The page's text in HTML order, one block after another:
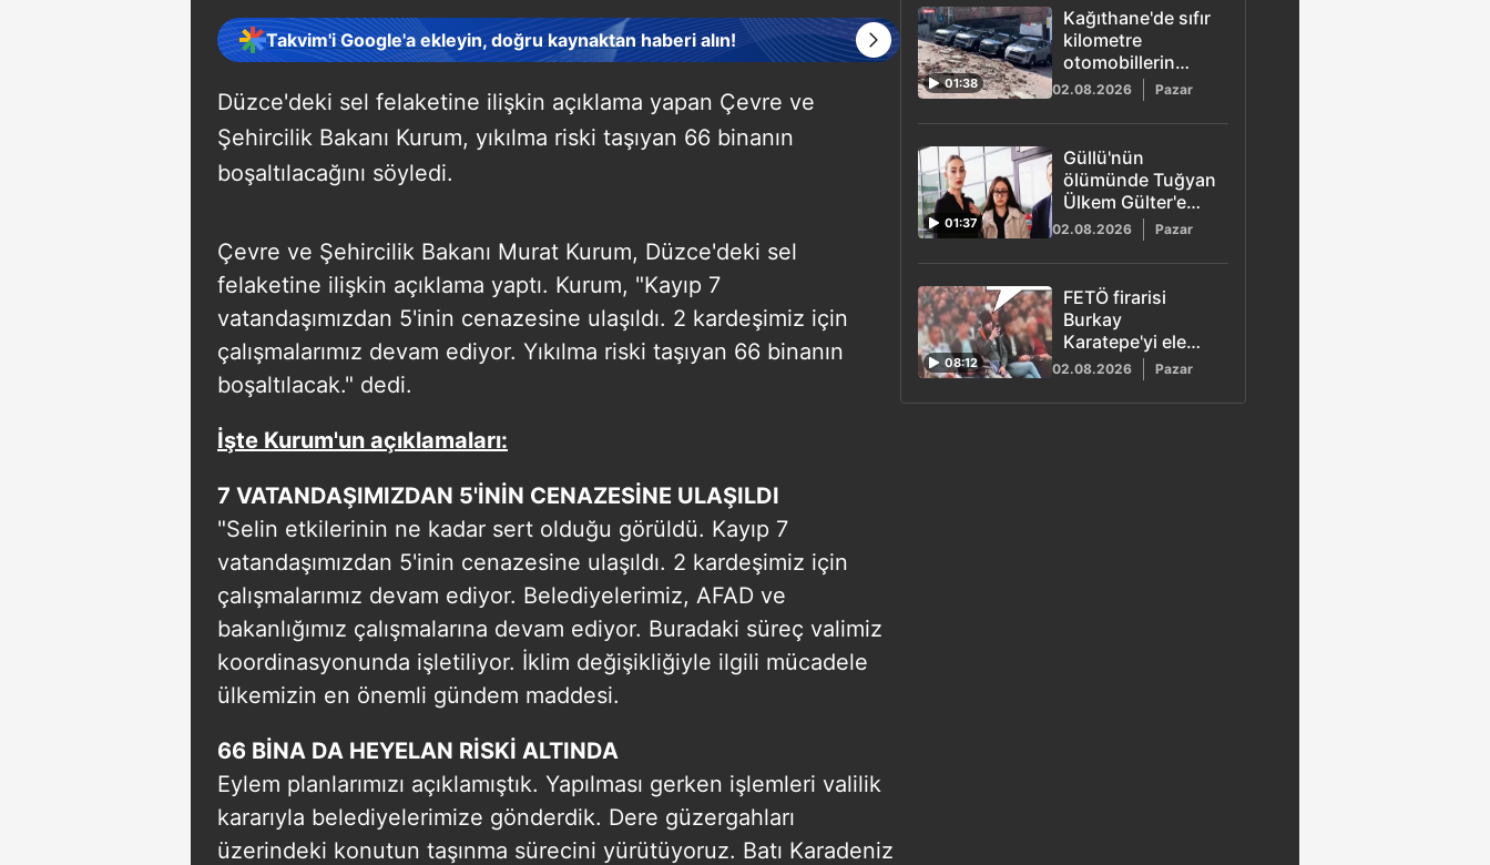
Takvim'i Google'a ekleyin, doğru kaynaktan haberi alın!
Düzce'deki sel felaketine ilişkin açıklama yapan Çevre ve
Şehircilik Bakanı Kurum, yıkılma riski taşıyan 66 binanın
boşaltılacağını söyledi.
Çevre ve Şehircilik Bakanı Murat Kurum, Düzce'deki sel
felaketine ilişkin açıklama yaptı. Kurum, "Kayıp 7
vatandaşımızdan 5'inin cenazesine ulaşıldı. 2 kardeşimiz için
çalışmalarımız devam ediyor. Yıkılma riski taşıyan 66 binanın
boşaltılacak." dedi.
İşte Kurum'un açıklamaları:
7 VATANDAŞIMIZDAN 5'İNİN CENAZESİNE ULAŞILDI​
"Selin etkilerinin ne kadar sert olduğu görüldü. Kayıp 7
vatandaşımızdan 5'inin cenazesine ulaşıldı. 2 kardeşimiz için
çalışmalarımız devam ediyor. Belediyelerimiz, AFAD ve
bakanlığımız çalışmalarına devam ediyor. Buradaki süreç valimiz
koordinasyonunda işletiliyor. İklim değişikliğiyle ilgili mücadele
ülkemizin en önemli gündem maddesi.
66 BİNA DA HEYELAN RİSKİ ALTINDA
Eylem planlarımızı açıklamıştık. Yapılması gerken işlemleri valilik
kararıyla belediyelerimize gönderdik. Dere güzergahları
üzerindeki konutun taşınma sürecini yürütüyoruz. Batı Karadeniz
01:38
Kağıthane'de sıfır
kilometre
otomobillerin
üzerine duvar
02.08.2026 Pazar
01:37
Güllü'nün
ölümünde Tuğyan
Ülkem Gülter'e
ağırlaştırılmış
müebbet hapis
talebi
02.08.2026 Pazar
08:12
FETÖ firarisi
Burkay
Karatepe'yi ele
veren görüntü!
02.08.2026 Pazar